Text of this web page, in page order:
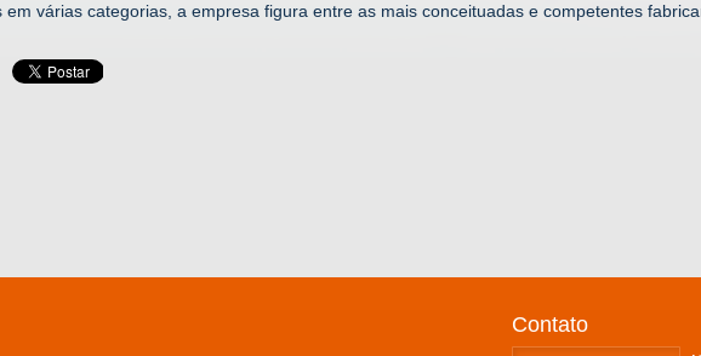
em várias categorias, a empresa figura entre as mais conceituadas e competentes
Contato